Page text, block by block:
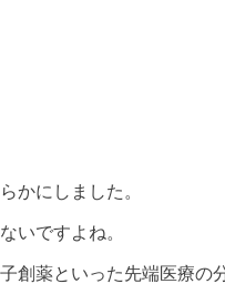
かにしました。
いですよね。
創薬といった先端医療